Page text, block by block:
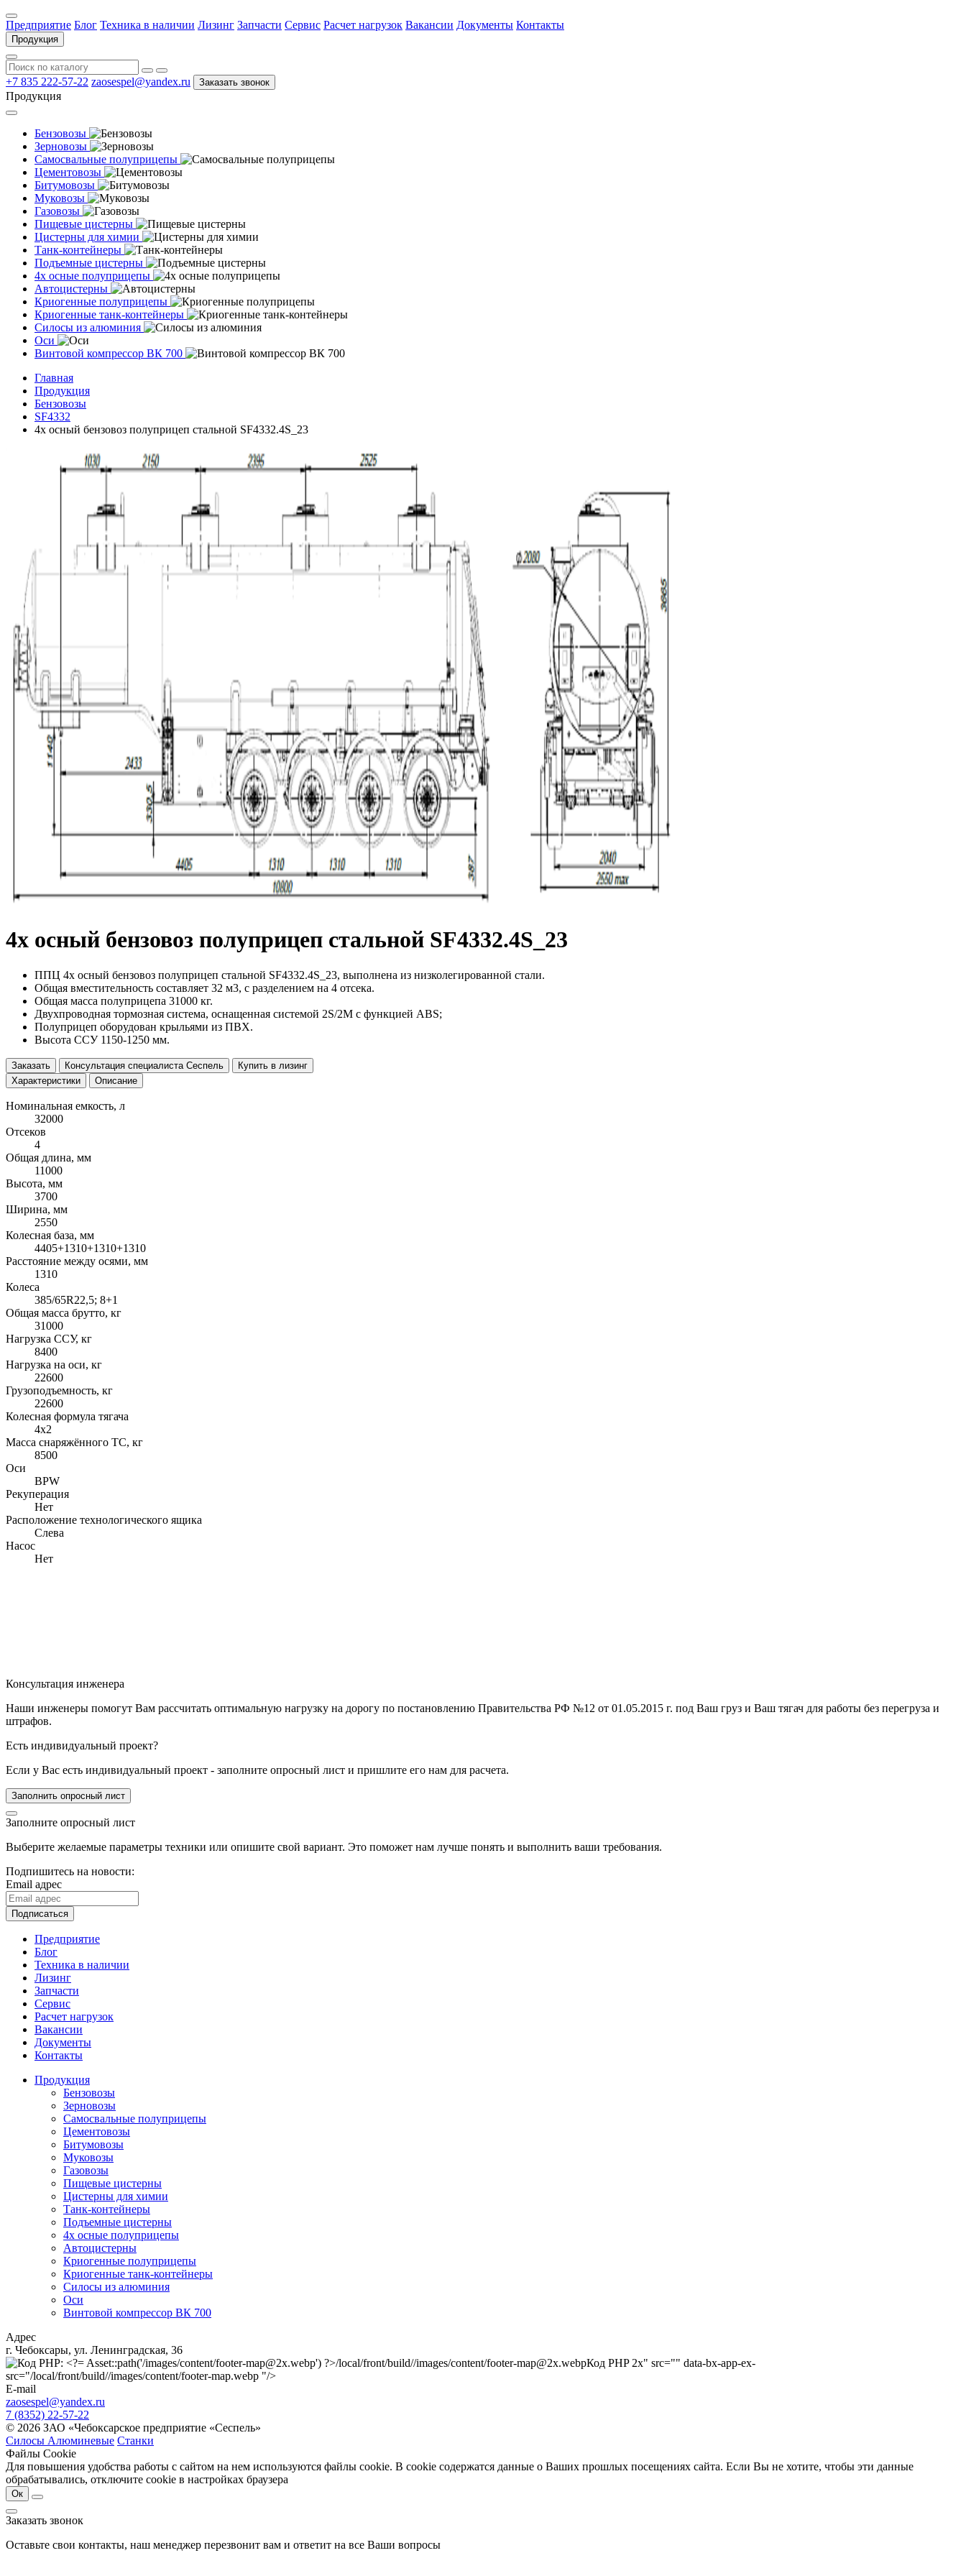
Предприятие Блог Техника в наличии Лизинг Запчасти Сервис Расчет нагрузок Вакансии Документы Контакты
Продукция
+7 835 222-57-22 zaosespel@yandex.ru Заказать звонок
Продукция
Бензовозы
Зерновозы
Самосвальные полуприцепы
Цементовозы
Битумовозы
Муковозы
Газовозы
Пищевые цистерны
Цистерны для химии
Танк-контейнеры
Подъемные цистерны
4х осные полуприцепы
Автоцистерны
Криогенные полуприцепы
Криогенные танк-контейнеры
Силосы из алюминия
Оси
Винтовой компрессор ВК 700
Главная
Продукция
Бензовозы
SF4332
4х осный бензовоз полуприцеп стальной SF4332.4S_23
4х осный бензовоз полуприцеп стальной SF4332.4S_23
ППЦ 4х осный бензовоз полуприцеп стальной SF4332.4S_23, выполнена из низколегированной стали.
Общая вместительность составляет 32 м3, с разделением на 4 отсека.
Общая масса полуприцепа 31000 кг.
Двухпроводная тормозная система, оснащенная системой 2S/2M с функцией ABS;
Полуприцеп оборудован крыльями из ПВХ.
Высота ССУ 1150-1250 мм.
Заказать Консультация специалиста Сеспель
Купить в лизинг
Характеристики
Описание
Номинальная емкость, л
32000
Отсеков
4
Общая длина, мм
11000
Высота, мм
3700
Ширина, мм
2550
Колесная база, мм
4405+1310+1310+1310
Расстояние между осями, мм
1310
Колеса
385/65R22,5; 8+1
Общая масса брутто, кг
31000
Нагрузка ССУ, кг
8400
Нагрузка на оси, кг
22600
Грузоподъемность, кг
22600
Колесная формула тягача
4x2
Масса снаряжённого ТС, кг
8500
Оси
BPW
Рекуперация
Нет
Расположение технологического ящика
Слева
Насос
Нет
Консультация инженера
Наши инженеры помогут Вам рассчитать оптимальную нагрузку на дорогу по постановлению Правительства РФ №12 от 01.05.2015 г. под Ваш груз и Ваш тягач для работы без перегруза и
штрафов.
Есть индивидуальный проект?
Если у Вас есть индивидуальный проект - заполните опросный лист и пришлите его нам для расчета.
Заполнить опросный лист
Заполните опросный лист
Выберите желаемые параметры техники или опишите свой вариант. Это поможет нам лучше понять и выполнить ваши требования.
Подпишитесь на новости:
Email адрес
Подписаться
Предприятие
Блог
Техника в наличии
Лизинг
Запчасти
Сервис
Расчет нагрузок
Вакансии
Документы
Контакты
Продукция
Бензовозы
Зерновозы
Самосвальные полуприцепы
Цементовозы
Битумовозы
Муковозы
Газовозы
Пищевые цистерны
Цистерны для химии
Танк-контейнеры
Подъемные цистерны
4х осные полуприцепы
Автоцистерны
Криогенные полуприцепы
Криогенные танк-контейнеры
Силосы из алюминия
Оси
Винтовой компрессор ВК 700
Адрес
г. Чебоксары, ул. Ленинградская, 36
/local/front/build//images/content/footer-map@2x.webpКод PHP2x" src="" data-bx-app-ex-
src="/local/front/build//images/content/footer-map.webp "/>
E-mail
zaosespel@yandex.ru
7 (8352) 22-57-22
© 2026 ЗАО «Чебоксарское предприятие «Сеспель»
Силосы Алюминевые Станки
Файлы Cookie
Для повышения удобства работы с сайтом на нем используются файлы cookie. В cookie содержатся данные о Ваших прошлых посещениях сайта. Если Вы не хотите, чтобы эти данные
обрабатывались, отключите cookie в настройках браузера
Ок
Заказать звонок
Оставьте свои контакты, наш менеджер перезвонит вам и ответит на все Ваши вопросы